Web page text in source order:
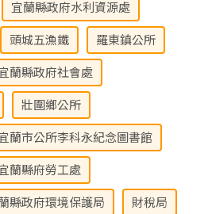
宜蘭縣政府水利資源處
頭城五漁鐵 羅東鎮公所
蘭縣政府社會處
壯圍鄉公所
蘭市公所李科永紀念圖書館
蘭縣府勞工處
縣政府環境保護局 財稅局